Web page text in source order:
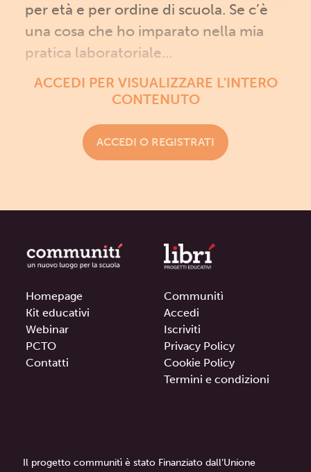
per età e per ordine di scuola. Se c’è
una cosa che ho imparato nella mia
pratica laboratoriale...
ACCEDI PER VISUALIZZARE L'INTERO
CONTENUTO
ACCEDI O REGISTRATI
Homepage
Kit educativi
Webinar
PCTO
Contatti
Communitì
Accedi
Iscriviti
Privacy Policy
Cookie Policy
Termini e condizioni
Il progetto communitì è stato Finanziato dall’Unione